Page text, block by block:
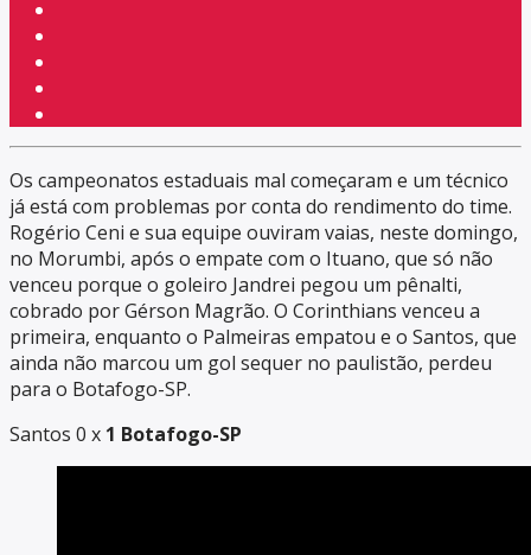
Os campeonatos estaduais mal começaram e um técnico
já está com problemas por conta do rendimento do time.
Rogério Ceni e sua equipe ouviram vaias, neste domingo,
no Morumbi, após o empate com o Ituano, que só não
venceu porque o goleiro Jandrei pegou um pênalti,
cobrado por Gérson Magrão. O Corinthians venceu a
primeira, enquanto o Palmeiras empatou e o Santos, que
ainda não marcou um gol sequer no paulistão, perdeu
para o Botafogo-SP.
Santos 0 x 1 Botafogo-SP